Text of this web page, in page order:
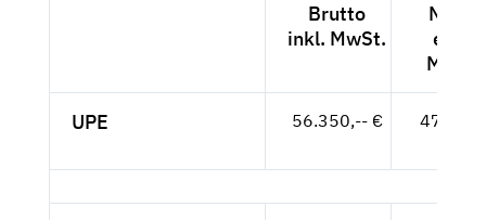
Brutto
inkl. MwSt.
Netto
exkl.
MwSt.
UPE 56.350,-- €